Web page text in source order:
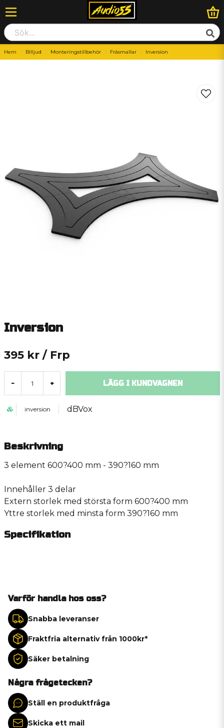
Hem Billjud Monteringstillbehör Fräsmallar Inversion
Inversion
395 kr / Frp
- + LÄGG I KUNDVAGNEN
inversion dBVox
Beskrivning
3 element 600?400 mm - 390?160 mm
Innehåller 3 delar
Extern storlek med största form 600?400 mm
Yttre storlek med minsta form 390?160 mm
Specifikation
Varför handla hos oss?
Snabba leveranser
Fraktfria alternativ från 1000kr*
Säker betalning
Några frågetecken?
Ställ en produktfråga
Skicka ett mail